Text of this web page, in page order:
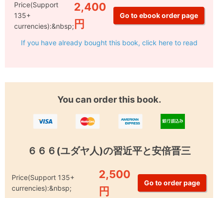
Price(Support
135+
currencies):&nbsp;
2,400
円
If you have already bought this book, click here to read
You can order this book.
６６６(ユダヤ人)の習近平と安倍晋三
Price(Support 135+
currencies):&nbsp;
2,500
円